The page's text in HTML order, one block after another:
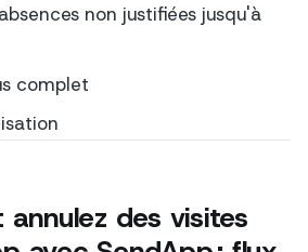
non justifiées jusqu'à
complet
des visites